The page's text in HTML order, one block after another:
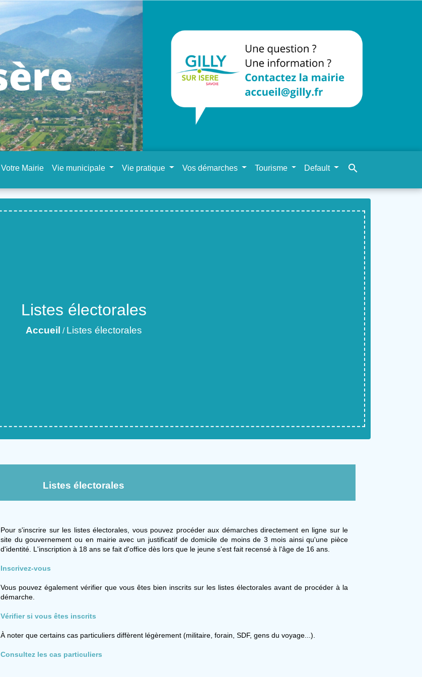
Votre Mairie Vie municipale Vie pratique Vos démarches Tourisme Default search
Listes électorales
Accueil / Listes électorales
Listes électorales
Pour s'inscrire sur les listes électorales, vous pouvez procéder aux démarches directement en ligne sur le
site du gouvernement ou en mairie avec un justificatif de domicile de moins de 3 mois ainsi qu'une pièce
d'identité. L'inscription à 18 ans se fait d'office dès lors que le jeune s'est fait recensé à l'âge de 16 ans.
Inscrivez-vous
Vous pouvez également vérifier que vous êtes bien inscrits sur les listes électorales avant de procéder à la
démarche.
Vérifier si vous êtes inscrits
À noter que certains cas particuliers diffèrent légèrement (militaire, forain, SDF, gens du voyage...).
Consultez les cas particuliers